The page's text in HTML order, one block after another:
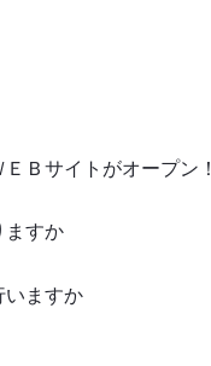
Ｂサイトがオープン！
ますか
いますか